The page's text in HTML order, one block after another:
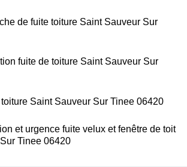
de fuite toiture Saint Sauveur Sur
fuite de toiture Saint Sauveur Sur
Saint Sauveur Sur Tinee 06420
et urgence fuite velux et fenêtre de toit
Tinee 06420